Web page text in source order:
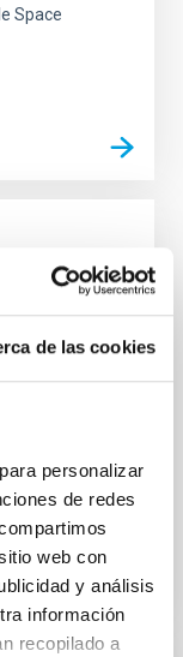
de las cookies
personalizar
de redes
web con
y análisis
información
recopilado a
Space
of M
of mass